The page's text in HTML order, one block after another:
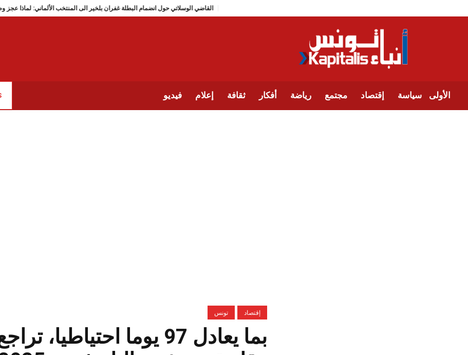
القاضي الوسلاتي حول انضمام البطلة غفران بلخير الى المنتخب
الأولى سياسة إقتصاد مجتمع رياضة أفكار ثقافة إعلام فيديو
إقتصاد تونس
بما يعادل 97 يوما